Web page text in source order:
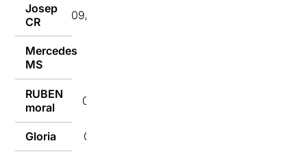
Josep
CR
09/01/2016
Mercedes
MS
RUBEN
moral
08/01/2016
Gloria 08/01/2016